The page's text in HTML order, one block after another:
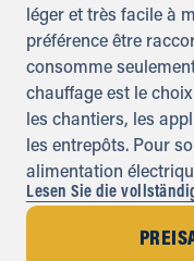
léger et très facile à
préférence être
consomme
chauffage est le
les chantiers, les
les entrepôts. Pour
alimentation
Lesen Sie die